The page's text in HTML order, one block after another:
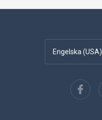
Engelska (USA)
Spanska